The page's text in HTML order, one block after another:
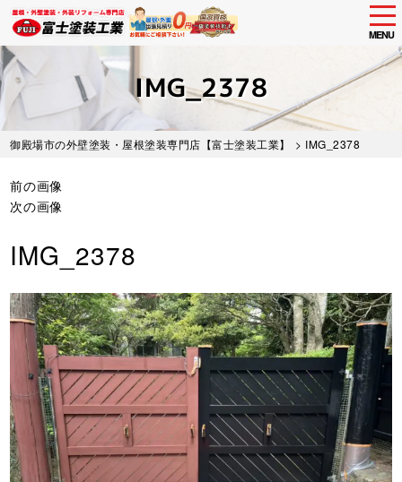
Skip
to
main
content
MENU
IMG_2378
御殿場市の外壁塗装・屋根塗装専門店【富士塗装工業】 > IMG_2378
前の画像
次の画像
IMG_2378